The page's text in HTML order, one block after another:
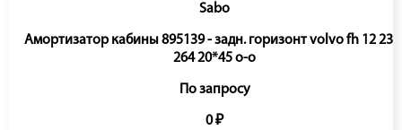
Sabo
Амортизатор кабины 895139 - задн. горизонт volvo fh 12
264 20*45 o-o
По запросу
0 ₽